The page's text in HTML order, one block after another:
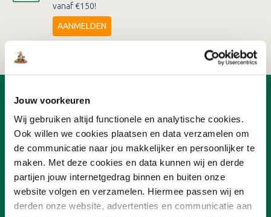
Jouw voorkeuren
Wij gebruiken altijd functionele en analytische cookies.
Ook willen we cookies plaatsen en data verzamelen om
de communicatie naar jou makkelijker en persoonlijker te
maken. Met deze cookies en data kunnen wij en derde
partijen jouw internetgedrag binnen en buiten onze
website volgen en verzamelen. Hiermee passen wij en
derden onze website, advertenties en communicatie aan
vanaf €150!
AANMELDEN
OVER ONLINEVERF
Ons team
Advies
Nieuwsbrief
Ons concept
Franchisenemer worden